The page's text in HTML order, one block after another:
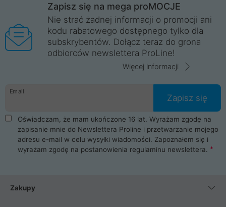
Wrocław, Poznań, Legnica, Katowice, Gliwice, Kalisz, Bytom,
Trzebnica, Opole. Szybka i profesjonalna obsługa!
ProLine to polska firma ze 100% polskim kapitałem. Działamy
legalnie i płacimy podatki w naszym kraju! Posiadamy siedzibę
główną w Mirkowie oraz salony na terenie kraju. Cała
komunikacja ze sklepem komputerowym ProLine jest
danych osobowych. Dlatego zakup notebooka albo laptopa w
ProLine to czysta przyjemność i pełne bezpieczeństwo.
Zaopatrzysz się u nas w akcesoria i części komputerowe
takie jak procesory, karty graficzne, płyty główne, pamięci,
dyski SSD, M.2 oraz HDD. Nasi pracownicy pomogą Ci wybrać
najlepszy zasilacz komputerowy oraz obudowę do komputera.
Poza komputerami mamy również najlepsze na rynku
Smartfony takich producentów jak Xiaomi, Apple, Samsung i
wentylatory. Na koniec mając już to wszystko, możesz
Zapisz się na mega proMOCJE
Nie strać żadnej informacji o promocji ani
kodu rabatowego dostępnego tylko dla
subskrybentów. Dołącz teraz do grona
odbiorców newslettera ProLine!
Więcej informacji
Email
Zapisz się
Oświadczam, że mam ukończone 16 lat. Wyrażam zgodę na
zapisanie mnie do Newslettera Proline i przetwarzanie mojego
adresu e-mail w celu wysyłki wiadomości. Zapoznałem się i
wyrażam zgodę na postanowienia regulaminu newslettera.
Zakupy